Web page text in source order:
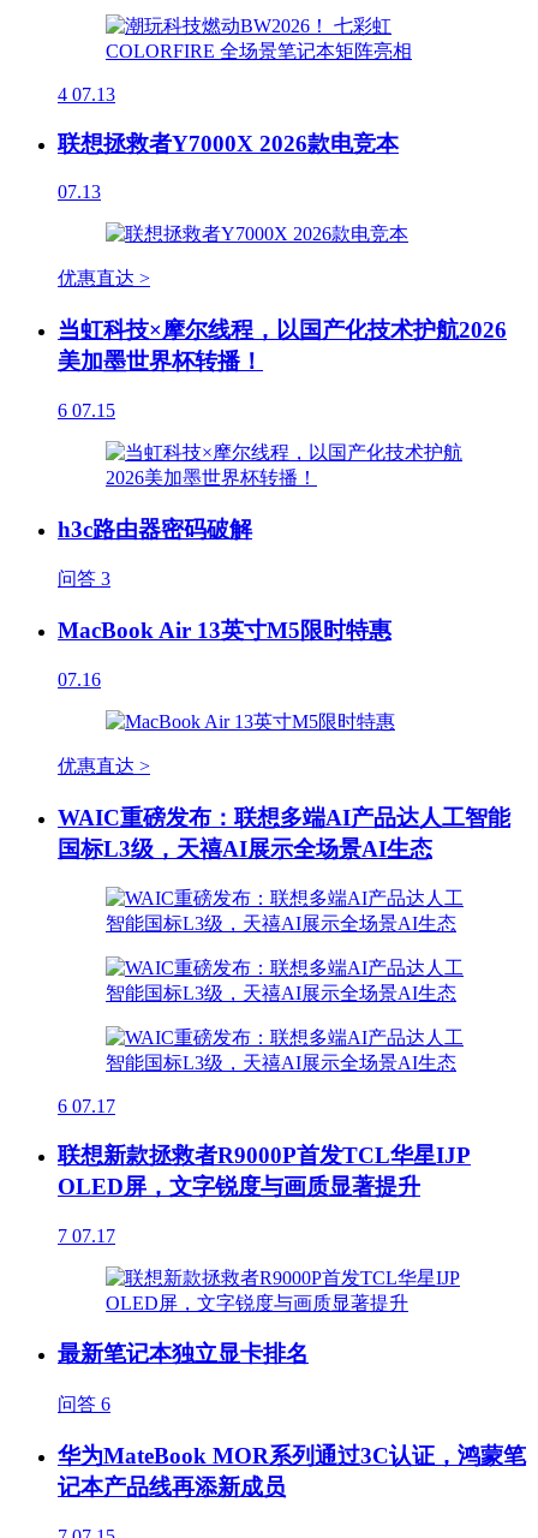
4 07.13
联想拯救者Y7000X 2026款电竞本
07.13
优惠直达 >
当虹科技×摩尔线程，以国产化技术护航2026
美加墨世界杯转播！
6 07.15
h3c路由器密码破解
问答 3
MacBook Air 13英寸M5限时特惠
07.16
优惠直达 >
WAIC重磅发布：联想多端AI产品达人工智能
国标L3级，天禧AI展示全场景AI生态
6 07.17
联想新款拯救者R9000P首发TCL华星IJP
OLED屏，文字锐度与画质显著提升
7 07.17
最新笔记本独立显卡排名
问答 6
华为MateBook MOR系列通过3C认证，鸿蒙笔
记本产品线再添新成员